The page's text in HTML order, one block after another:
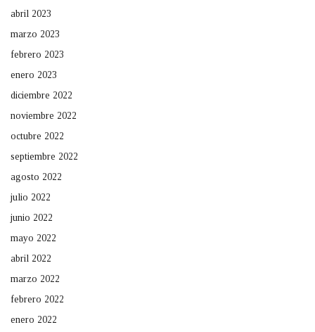
abril 2023
marzo 2023
febrero 2023
enero 2023
diciembre 2022
noviembre 2022
octubre 2022
septiembre 2022
agosto 2022
julio 2022
junio 2022
mayo 2022
abril 2022
marzo 2022
febrero 2022
enero 2022